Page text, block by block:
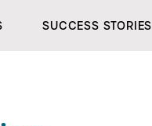
SUCCESS STORIES